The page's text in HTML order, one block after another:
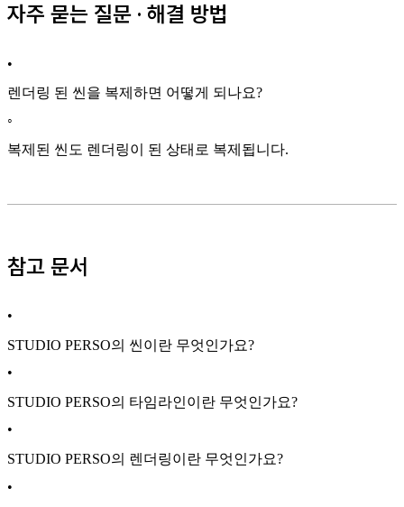
자주 묻는 질문 · 해결 방법
•
렌더링 된 씬을 복제하면 어떻게 되나요?
◦
복제된 씬도 렌더링이 된 상태로 복제됩니다.
참고 문서
•
STUDIO PERSO의 씬이란 무엇인가요?
•
STUDIO PERSO의 타임라인이란 무엇인가요?
•
STUDIO PERSO의 렌더링이란 무엇인가요?
•